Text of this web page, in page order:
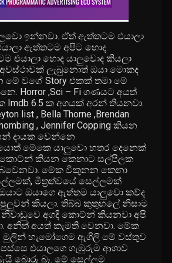
ඉන්නවා. ඒත් ඇත්තටම එයාලා
ඇත්තටම අපිට හොද
එයාලා හොද යාලුවොද කියලා
ලැබුනොත් ඔයා මොකද
වගේ Story එකක් තමා මේ
Horror ,Sci – Fi ගණයට අයත්
Imdb 6.5 ක අගයක් අරන් තියනවා.
list , Bella Thorne ,Brendan
, Jennifer Copping කියන
දායක වෙන්නෙ
මේකෙ යාලුවො හතර දෙනෙක්
කොට්න් කියන කෙනාට සල්පිලක
මේක විකුනන කෙනා
මිත්‍රත්වයේ සෙල්ලමක්
ඔයාගෙ ඇත්තම යාලුවො කව්ද
කියලා. තිබ්බ කුතුහලේ නිසාම
අගදි කොට්න් කියනවා අපි
අනිත් අයත් කැමති වෙනවා. මේක
මුලින් හැමෝගෙම ඇගිලි මේ වස්තුව
එයාලගෙ ගැඹුරුම ආශාව
බොරු බෑ. මේ සෙල්ලම